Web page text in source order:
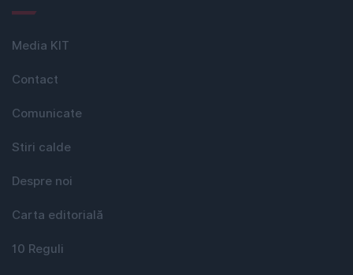
Media KIT
Contact
Comunicate
Stiri calde
Despre noi
Carta editorială
10 Reguli